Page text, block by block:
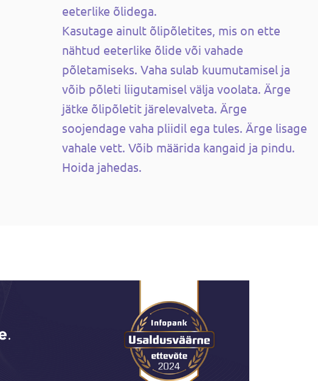
eeterlike õlidega.
Kasutage ainult õlipõletites, mis on ette
nähtud eeterlike õlide või vahade
põletamiseks. Vaha sulab kuumutamisel ja
võib põleti liigutamisel välja voolata. Ärge
jätke õlipõletit järelevalveta. Ärge
soojendage vaha pliidil ega tules. Ärge lisage
vahale vett. Võib määrida kangaid ja pindu.
Hoida jahedas.